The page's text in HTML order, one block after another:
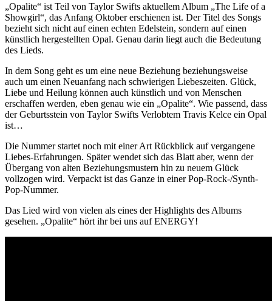
„Opalite“ ist Teil von Taylor Swifts aktuellem Album „The Life of a
Showgirl“, das Anfang Oktober erschienen ist. Der Titel des Songs
bezieht sich nicht auf einen echten Edelstein, sondern auf einen
künstlich hergestellten Opal. Genau darin liegt auch die Bedeutung
des Lieds.
In dem Song geht es um eine neue Beziehung beziehungsweise
auch um einen Neuanfang nach schwierigen Liebeszeiten. Glück,
Liebe und Heilung können auch künstlich und von Menschen
erschaffen werden, eben genau wie ein „Opalite“. Wie passend, dass
der Geburtsstein von Taylor Swifts Verlobtem Travis Kelce ein Opal
ist…
Die Nummer startet noch mit einer Art Rückblick auf vergangene
Liebes-Erfahrungen. Später wendet sich das Blatt aber, wenn der
Übergang von alten Beziehungsmustern hin zu neuem Glück
vollzogen wird. Verpackt ist das Ganze in einer Pop-Rock-/Synth-
Pop-Nummer.
Das Lied wird von vielen als eines der Highlights des Albums
gesehen. „Opalite“ hört ihr bei uns auf ENERGY!